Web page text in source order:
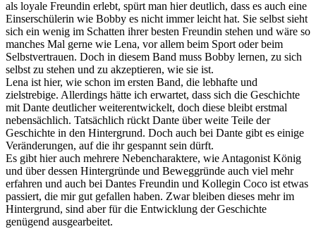
als loyale Freundin erlebt, spürt man hier deutlich, dass es auch eine
Einserschülerin wie Bobby es nicht immer leicht hat. Sie selbst sieht
sich ein wenig im Schatten ihrer besten Freundin stehen und wäre so
manches Mal gerne wie Lena, vor allem beim Sport oder beim
Selbstvertrauen. Doch in diesem Band muss Bobby lernen, zu sich
selbst zu stehen und zu akzeptieren, wie sie ist.
Lena ist hier, wie schon im ersten Band, die lebhafte und
zielstrebige. Allerdings hätte ich erwartet, dass sich die Geschichte
mit Dante deutlicher weiterentwickelt, doch diese bleibt erstmal
nebensächlich. Tatsächlich rückt Dante über weite Teile der
Geschichte in den Hintergrund. Doch auch bei Dante gibt es einige
Veränderungen, auf die ihr gespannt sein dürft.
Es gibt hier auch mehrere Nebencharaktere, wie Antagonist König
und über dessen Hintergründe und Beweggründe auch viel mehr
erfahren und auch bei Dantes Freundin und Kollegin Coco ist etwas
passiert, die mir gut gefallen haben. Zwar bleiben dieses mehr im
Hintergrund, sind aber für die Entwicklung der Geschichte
genügend ausgearbeitet.